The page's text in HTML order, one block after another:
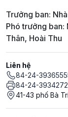
Trưởng ban:
Phó trưởng ban:
Thân, Hoài Thu
Liên hệ
84-24-
84-24-
41-43 phố Bà